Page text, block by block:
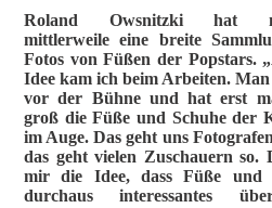
Roland Owsnitzki hat
mittlerweile eine breite
Fotos von Füßen der Popstars.
Idee kam ich beim Arbeiten. Man
vor der Bühne und hat erst
groß die Füße und Schuhe der
im Auge. Das geht uns
das geht vielen Zuschauern so.
mir die Idee, dass Füße und
durchaus interessantes